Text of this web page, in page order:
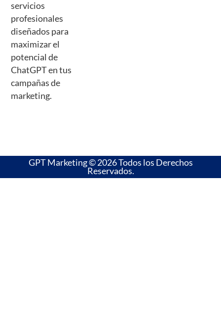
servicios
profesionales
diseñados para
maximizar el
potencial de
ChatGPT en tus
campañas de
marketing.
GPT Marketing © 2026 Todos los Derechos
Reservados.